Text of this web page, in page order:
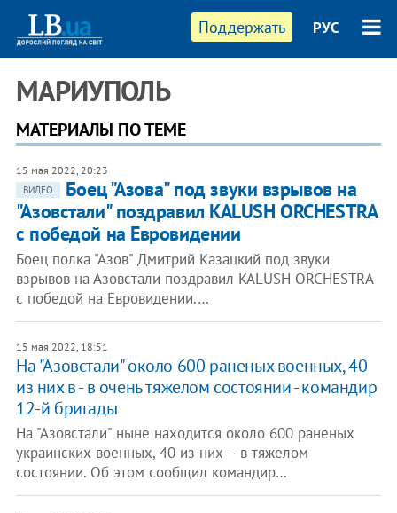
Поддержать РУС
МАРИУПОЛЬ
МАТЕРИАЛЫ ПО ТЕМЕ
15 мая 2022, 20:23
ВИДЕО
Боец "Азова" под звуки взрывов на
"Азовстали" поздравил KALUSH ORCHESTRA
с победой на Евровидении
Боец полка "Азов" Дмитрий Казацкий под звуки
взрывов на Азовстали поздравил KALUSH ORCHESTRA
с победой на Евровидении.…
15 мая 2022, 18:51
На "Азовстали" около 600 раненых военных, 40
из них в - в очень тяжелом состоянии - командир
12-й бригады
На "Азовстали" ныне находится около 600 раненых
украинских военных, 40 из них – в тяжелом
состоянии. Об этом сообщил командир…